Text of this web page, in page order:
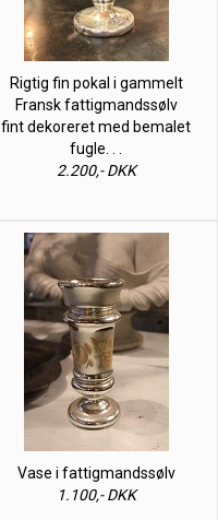
Rigtig fin pokal i gammelt
Fransk fattigmandssølv
fint dekoreret med bemalet
fugle. . .
2.200,- DKK
Vase i fattigmandssølv
1.100,- DKK